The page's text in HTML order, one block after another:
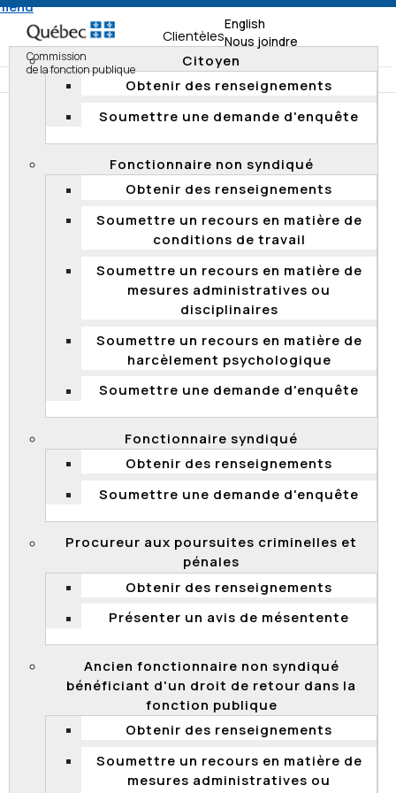
Commission
de la fonction publique
English
Nous joindre
Clientèles
Citoyen
Obtenir des renseignements
Soumettre une demande d'enquête
Fonctionnaire non syndiqué
Obtenir des renseignements
Soumettre un recours en matière de
conditions de travail
Soumettre un recours en matière de
mesures administratives ou
disciplinaires
Soumettre un recours en matière de
harcèlement psychologique
Soumettre une demande d'enquête
Fonctionnaire syndiqué
Obtenir des renseignements
Soumettre une demande d'enquête
Procureur aux poursuites criminelles et
pénales
Obtenir des renseignements
Présenter un avis de mésentente
Ancien fonctionnaire non syndiqué
bénéficiant d'un droit de retour dans la
fonction publique
Obtenir des renseignements
Soumettre un recours en matière de
mesures administratives ou
Accueil
Clientèles
Procureur aux poursuites criminelles et pénales
CRIMINELLES ET PÉNALES
Loi sur le processus de détermination de la
rémunération des procureurs aux poursuites
criminelles et pénales et sur leur régime de
mésentente concernant l’interprétation ou
l’application d’une entente relative aux conditions de
travail des procureurs doit être soumise, par
fonction publique.
Vous avez des questions sur les
formulairede demande de
renseignements en ligne ou communiquez avec
le service de renseignements de la Commission :
Vous vous sentez lésé relativement
à l’interprétation ou à l’application
de l’entente relative aux conditions
de travail des procureurs aux
poursuites criminelles et pénales?